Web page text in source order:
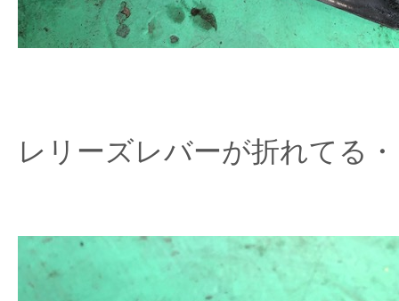
レリーズレバーが折れてる